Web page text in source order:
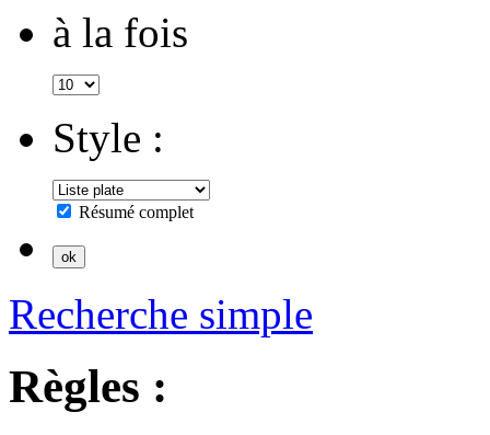
à la fois
Style :
Résumé complet
Recherche simple
Règles :